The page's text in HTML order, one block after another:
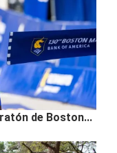
de Boston...